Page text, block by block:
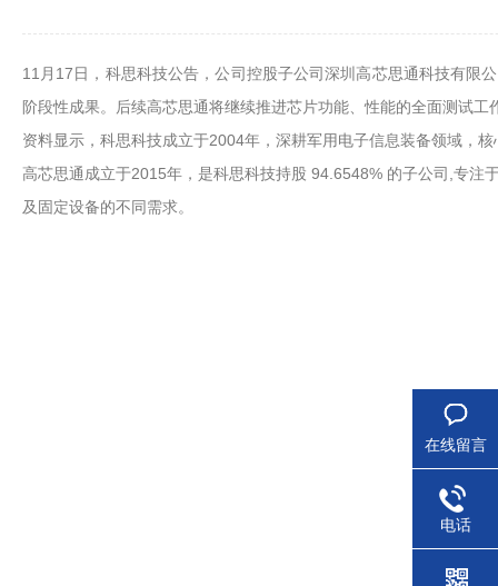
11月17日，科思科技公告，公司控股子公司深圳高芯思通科技有限
阶段性成果。后续高芯思通将继续推进芯片功能、性能的全面测试工
资料显示，科思科技成立于2004年，深耕军用电子信息装备领域，
高芯思通成立于2015年，是科思科技持股 94.6548% 的子公司,专注
及固定设备的不同需求。
在线留言
电话